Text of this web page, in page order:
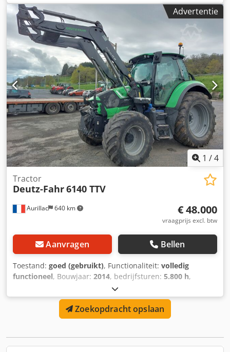
Advertentie
1 /4
Aurillac 640 km
Tractor
Deutz-Fahr6140 TTV
€ 48.000
vraagprijs excl. btw
Aanvragen Bellen
Toestand: goed (gebruikt), Functionaliteit: volledig
functioneel, Bouwjaar: 2014, bedrijfsturen: 5.800 h,
102,97 kW (140,00 pk)
soort overbrenging:hydrostaat, brandstoftype:diesel,
maximale snelheid:40 km/h, kleur:groen,
machine-/voertuignummer:WSXV710200LD50158
cabinevering Dedpfex Tcy Tjx Agyjck
Zoekopdracht opslaan